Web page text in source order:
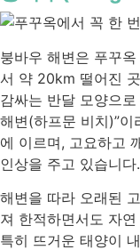
붕바우 해변은 푸꾸
서 약 20km 떨어진
감싸는 반달 모양으
해변(하프문 비치)”
에 이르며, 고요하고
인상을 주고 있습니다.
해변을 따라 오래된
져 한적하면서도 자
특히 뜨거운 태양이